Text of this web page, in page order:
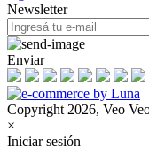
Newsletter
Enviar
Copyright 2026, Veo
×
Iniciar sesión